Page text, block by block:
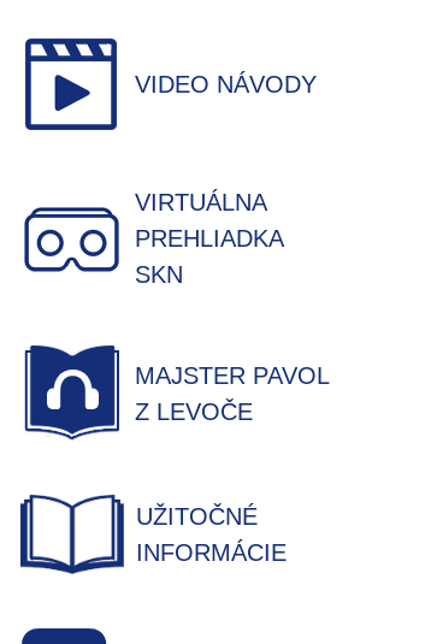
VIDEO NÁVODY
VIRTUÁLNA
PREHLIADKA
SKN
MAJSTER PAVOL
Z LEVOČE
UŽITOČNÉ
INFORMÁCIE